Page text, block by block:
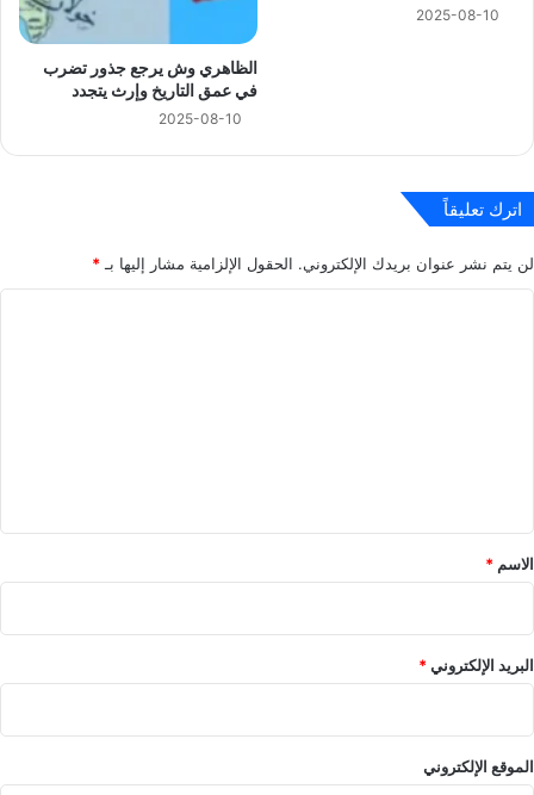
2025-08-10
الظاهري وش يرجع جذور تضرب
في عمق التاريخ وإرث يتجدد
2025-08-10
اترك تعليقاً
لن يتم نشر عنوان بريدك الإلكتروني. الحقول الإلزامية مشار إليها بـ *
*
الاسم *
البريد الإلكتروني*
الموقع الإلكتروني